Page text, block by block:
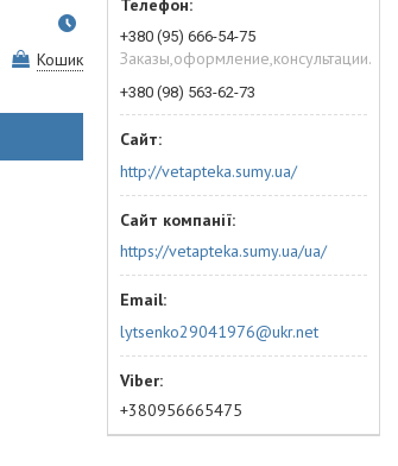
Кошик
+380 (95) 666-54-75
Заказы,оформление,консультации.
+380 (98) 563-62-73
http://vetapteka.sumy.ua/
https://vetapteka.sumy.ua/ua/
lytsenko29041976@ukr.net
+380956665475